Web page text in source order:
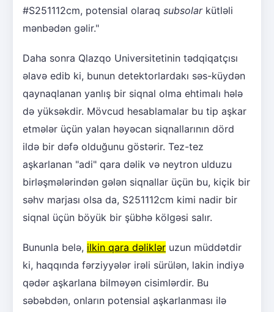
#S251112cm, potensial olaraq subsolarkütləli
mənbədən gəlir."
Daha sonra Qlazqo Universitetinin tədqiqatçısı
əlavə edib ki, bunun detektorlardakı səs-küydən
qaynaqlanan yanlış bir siqnal olma ehtimalı hələ
də yüksəkdir. Mövcud hesablamalar bu tip aşkar
etmələr üçün yalan həyəcan siqnallarının dörd
ildə bir dəfə olduğunu göstərir. Tez-tez
aşkarlanan "adi" qara dəlik və neytron ulduzu
birləşmələrindən gələn siqnallar üçün bu, kiçik bir
səhv marjası olsa da, S251112cm kimi nadir bir
siqnal üçün böyük bir şübhə kölgəsi salır.
Bununla belə, ilkin qara dəliklər uzun müddətdir
ki, haqqında fərziyyələr irəli sürülən, lakin indiyə
qədər aşkarlana bilməyən cisimlərdir. Bu
səbəbdən, onların potensial aşkarlanması ilə